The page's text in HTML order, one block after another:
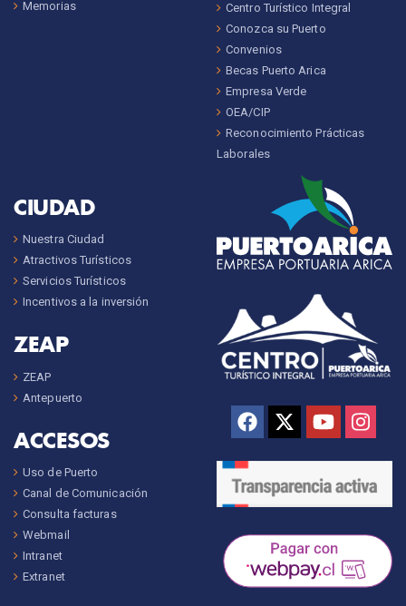
Memorias
Centro Turístico Integral
Conozca su Puerto
Convenios
Becas Puerto Arica
Empresa Verde
OEA/CIP
Reconocimiento Prácticas
Laborales
CIUDAD
Nuestra Ciudad
Atractivos Turísticos
Servicios Turísticos
Incentivos a la inversión
ZEAP
ZEAP
Antepuerto
ACCESOS
Uso de Puerto
Canal de Comunicación
Consulta facturas
Webmail
Intranet
Extranet